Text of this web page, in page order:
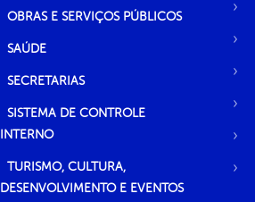
OBRAS E SERVIÇOS PÚBLICOS
SAÚDE
SECRETARIAS
SISTEMA DE CONTROLE
INTERNO
TURISMO, CULTURA,
DESENVOLVIMENTO E EVENTOS